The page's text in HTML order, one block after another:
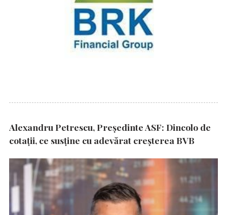
Alexandru Petrescu, Președinte ASF: Dincolo de
cotații, ce susține cu adevărat creșterea BVB